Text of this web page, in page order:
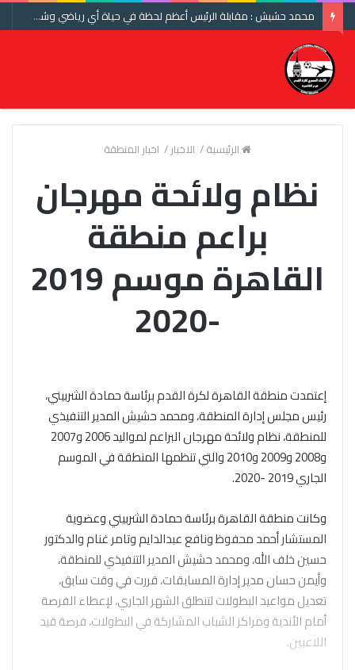
محمد حشيش : مقابلة الرئيس أعظم لحظة في حياة أي رياضي وشكرا اتحاد الكرة ومنتخب مصر
الرئيسية/ الاخبار/ اخبار المنطقة
نظام ولائحة مهرجان
براعم منطقة
القاهرة موسم 2019
-2020
إعتمدت منطقة القاهرة لكرة القدم برئاسة حمادة الشربيني،
رئيس مجلس إدارة المنطقة، ومحمد حشيش المدير التنفيذي
للمنطقة، نظام ولائحة مهرجان البراعم لمواليد 2006 و2007
و2008 و2009 و2010 والتي تنظمها المنطقة في الموسم
الجاري 2019 -2020.
وكانت منطقة القاهرة برئاسة حمادة الشربيني وعضوية
المستشار أحمد محفوظ ونافع عبدالدايم وتامر غنام والدكتور
حسين خلف الله، ومحمد حشيش المدير التنفيذي للمنطقة،
وأيمن حسان مدير إدارة المسابقات، قررت في وقت سابق،
تعديل مواعيد البطولات لتنطلق الشهر الجاري، لإعطاء الفرصة
أمام الأندية ومراكز الشباب المشاركة في البطولات، فرصة قيد
اللاعبين.